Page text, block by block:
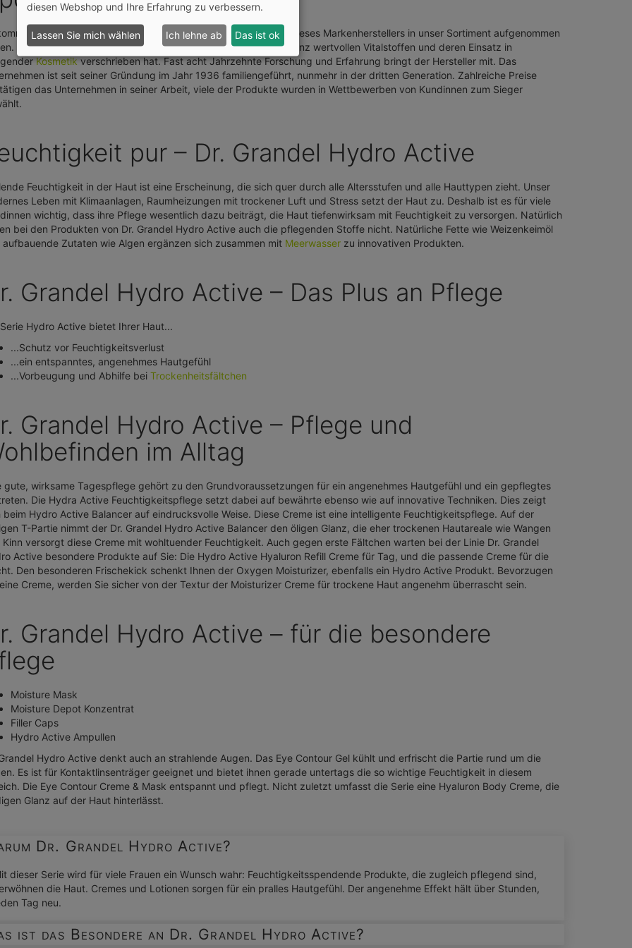
nicht von ungefähr, dass wir die hochwertigen Produkte dieses Markenherstellers in unser Sortiment aufgenommen
Hinter der Marke Dr. Grandel steht ein Produzent, der sich ganz wertvollen Vitalstoffen und deren Einsatz in
Kosmetikverschrieben hat. Fast acht Jahrzehnte Forschung und Erfahrung bringt der Hersteller mit. Das
ist seit seiner Gründung im Jahr 1936 familiengeführt, nunmehr in der dritten Generation. Zahlreiche Preise
das Unternehmen in seiner Arbeit, viele der Produkte wurden in Wettbewerben von Kundinnen zum Sieger
pur – Dr. Grandel Hydro Active
Feuchtigkeit in der Haut ist eine Erscheinung, die sich quer durch alle Altersstufen und alle Hauttypen zieht. Unser
Leben mit Klimaanlagen, Raumheizungen mit trockener Luft und Stress setzt der Haut zu. Deshalb ist es für viele
wichtig, dass ihre Pflege wesentlich dazu beiträgt, die Haut tiefenwirksam mit Feuchtigkeit zu versorgen. Natürlich
bei den Produkten von Dr. Grandel Hydro Active auch die pflegenden Stoffe nicht. Natürliche Fette wie Weizenkeimöl
aufbauende Zutaten wie Algen ergänzen sich zusammen mit Meerwasser zu innovativen Produkten.
Grandel Hydro Active – Das Plus an Pflege
Hydro Active bietet Ihrer Haut...
...Schutz vor Feuchtigkeitsverlust
...ein entspanntes, angenehmes Hautgefühl
...Vorbeugung und Abhilfe bei Trockenheitsfältchen
Grandel Hydro Active – Pflege und
im Alltag
gute, wirksame Tagespflege gehört zu den Grundvoraussetzungen für ein angenehmes Hautgefühl und ein gepflegtes
Die Hydra Active Feuchtigkeitspflege setzt dabei auf bewährte ebenso wie auf innovative Techniken. Dies zeigt
beim Hydro Active Balancer auf eindrucksvolle Weise. Diese Creme ist eine intelligente Feuchtigkeitspflege. Auf der
T-Partie nimmt der Dr. Grandel Hydro Active Balancer den öligen Glanz, die eher trockenen Hautareale wie Wangen
Kinn versorgt diese Creme mit wohltuender Feuchtigkeit. Auch gegen erste Fältchen warten bei der Linie Dr. Grandel
Active besondere Produkte auf Sie: Die Hydro Active Hyaluron Refill Creme für Tag, und die passende Creme für die
Den besonderen Frischekick schenkt Ihnen der Oxygen Moisturizer, ebenfalls ein Hydro Active Produkt. Bevorzugen
Creme, werden Sie sicher von der Textur der Moisturizer Creme für trockene Haut angenehm überrascht sein.
Grandel Hydro Active – für die besondere
Moisture Mask
Moisture Depot Konzentrat
Filler Caps
Hydro Active Ampullen
Hydro Active denkt auch an strahlende Augen. Das Eye Contour Gel kühlt und erfrischt die Partie rund um die
Es ist für Kontaktlinsenträger geeignet und bietet ihnen gerade untertags die so wichtige Feuchtigkeit in diesem
Die Eye Contour Creme & Mask entspannt und pflegt. Nicht zuletzt umfasst die Serie eine Hyaluron Body Creme, die
Glanz auf der Haut hinterlässt.
Dr. Grandel Hydro Active?
dieser Serie wird für viele Frauen ein Wunsch wahr: Feuchtigkeitsspendende Produkte, die zugleich pflegend sind,
die Haut. Cremes und Lotionen sorgen für ein pralles Hautgefühl. Der angenehme Effekt hält über Stunden,
Tag neu.
ist das Besondere an Dr. Grandel Hydro Active?
diesen Webshop und Ihre Erfahrung zu verbessern.
Lassen Sie mich wählen Ich lehne ab Das ist ok